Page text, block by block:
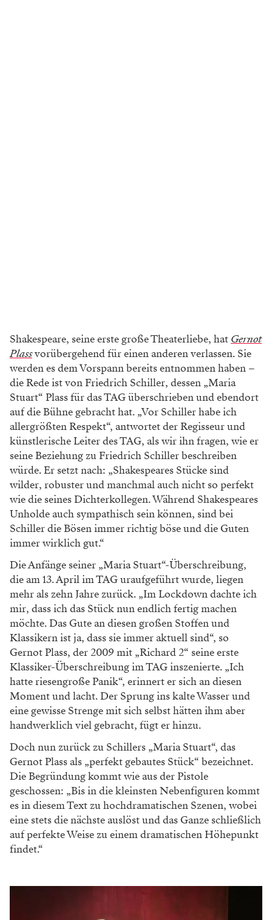
Shakespeare, seine erste große Theaterliebe, hat Gernot
Plassvorübergehend für einen anderen verlassen. Sie
werden es dem Vorspann bereits entnommen haben –
die Rede ist von Friedrich Schiller, dessen „Maria
Stuart“ Plass für das TAG überschrieben und ebendort
auf die Bühne gebracht hat. „Vor Schiller habe ich
allergrößten Respekt“, antwortet der Regisseur und
künstlerische Leiter des TAG, als wir ihn fragen, wie er
seine Beziehung zu Friedrich Schiller beschreiben
würde. Er setzt nach: „Shakespeares Stücke sind
wilder, robuster und manchmal auch nicht so perfekt
wie die seines Dichterkollegen. Während Shakespeares
Unholde auch sympathisch sein können, sind bei
Schiller die Bösen immer richtig böse und die Guten
immer wirklich gut.“
Die Anfänge seiner „Maria Stuart“-Überschreibung,
die am 13. April im TAG uraufgeführt wurde, liegen
mehr als zehn Jahre zurück. „Im Lockdown dachte ich
mir, dass ich das Stück nun endlich fertig machen
möchte. Das Gute an diesen großen Stoffen und
Klassikern ist ja, dass sie immer aktuell sind“, so
Gernot Plass, der 2009 mit „Richard 2“ seine erste
Klassiker-Überschreibung im TAG inszenierte. „Ich
hatte riesengroße Panik“, erinnert er sich an diesen
Moment und lacht. Der Sprung ins kalte Wasser und
eine gewisse Strenge mit sich selbst hätten ihm aber
handwerklich viel gebracht, fügt er hinzu.
Doch nun zurück zu Schillers „Maria Stuart“, das
Gernot Plass als „perfekt gebautes Stück“ bezeichnet.
Die Begründung kommt wie aus der Pistole
geschossen: „Bis in die kleinsten Nebenfiguren kommt
es in diesem Text zu hochdramatischen Szenen, wobei
eine stets die nächste auslöst und das Ganze schließlich
auf perfekte Weise zu einem dramatischen Höhepunkt
findet.“